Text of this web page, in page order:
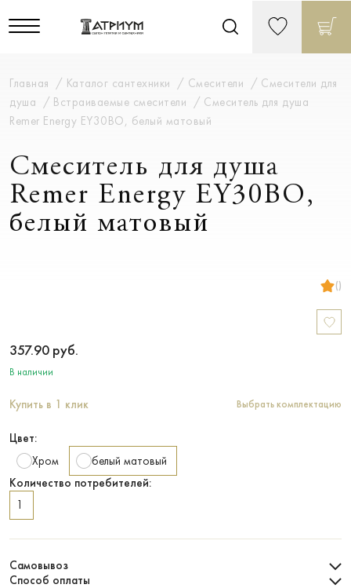
Главная Каталог сантехники Смесители
Смесители для
душа
Встраиваемые смесители
Смеситель для душа
Remer Energy EY30BO, белый матовый
Смеситель для душа
Remer Energy EY30BO,
белый матовый
()
357.90 руб.
В наличии
Купить в 1 клик Выбрать комплектацию
Цвет:
Хром
белый матовый
Количество потребителей:
1
Самовывоз
Способ оплаты